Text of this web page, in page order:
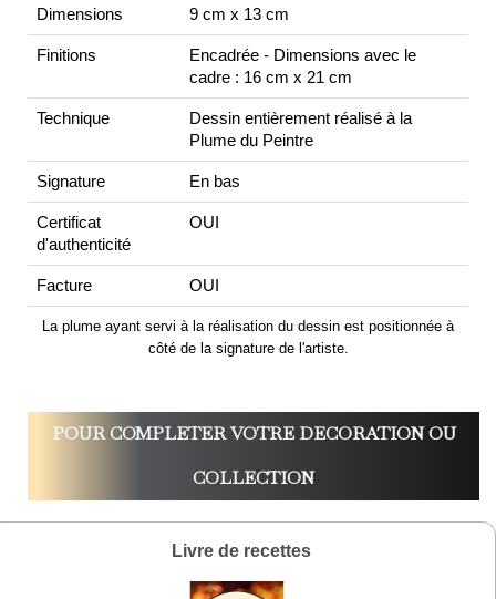
Dimensions 9 cm x 13 cm
Finitions
Encadrée - Dimensions avec le
cadre : 16 cm x 21 cm
Technique
Dessin entièrement réalisé à la
Plume du Peintre
Signature En bas
Certificat
d'authenticité
OUI
Facture OUI
La plume ayant servi à la réalisation du dessin est positionnée à
côté de la signature de l'artiste.
POUR COMPLETER VOTRE DECORATION OU
COLLECTION
Livre de recettes